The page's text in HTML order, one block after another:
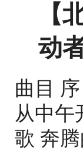
【
动
曲目
从中午
歌 奔